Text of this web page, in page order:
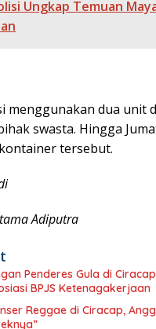
Ungkap Temuan
menggunakan dua unit
swasta. Hingga
tersebut.
Adiputra
Penderes Gula di
BPJS Ketenagakerjaan
Reggae di Ciracap,